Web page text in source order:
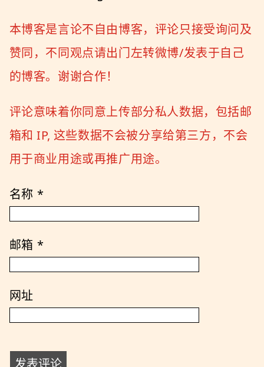
本博客是言论不自由博客，评论只接受询问及
赞同，不同观点请出门左转微博/发表于自己
的博客。谢谢合作！
评论意味着你同意上传部分私人数据，包括邮
箱和 IP, 这些数据不会被分享给第三方，不会
用于商业用途或再推广用途。
名称 *
邮箱 *
网址